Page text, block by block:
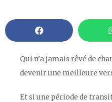
Qui n’a jamais rêvé de
devenir une meilleure
Et si une période de